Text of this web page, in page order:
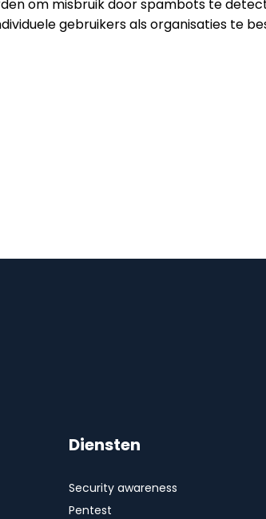
om misbruik door spambots te
gebruikers als organisaties te
Diensten
Security awareness
Pentest